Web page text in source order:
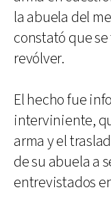
la abuela del
constató que
revólver.
El hecho fue
interviniente,
arma y el
de su abuela a
entrevistados